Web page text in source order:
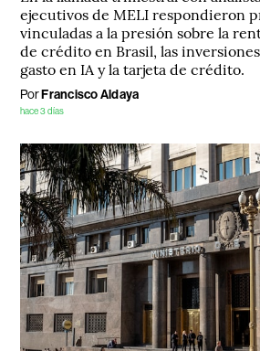
ejecutivos de MELI respondieron
vinculadas a la presión sobre la
de crédito en Brasil, las
gasto en IA y la tarjeta de crédito.
PorFrancisco Aldaya
hace 3 días